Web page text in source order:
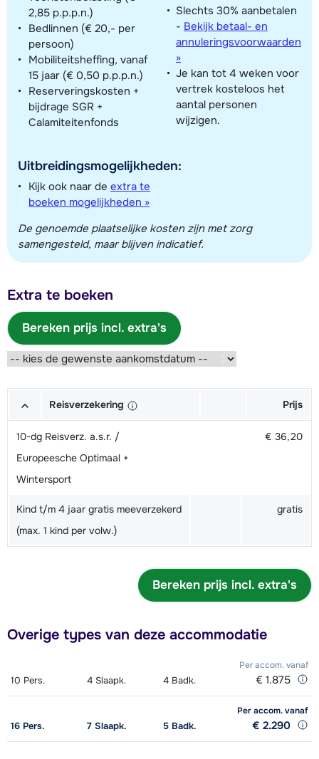
2,85 p.p.p.n.)
Bedlinnen (€ 20,- per
persoon)
Mobiliteitsheffing, vanaf
15 jaar (€ 0,50 p.p.p.n.)
Reserveringskosten +
bijdrage SGR +
Calamiteitenfonds
Uitbreidingsmogelijkheden:
Kijk ook naar de extra te
boeken mogelijkheden »
Slechts 30% aanbetalen
- Bekijk betaal- en
annuleringsvoorwaarden
»
Je kan tot 4 weken voor
vertrek kosteloos het
aantal personen
wijzigen.
De genoemde plaatselijke kosten zijn met zorg
samengesteld, maar blijven indicatief.
Extra te boeken
Bereken prijs incl. extra's
Reisverzekering Prijs
10-dg Reisverz. a.s.r. /
Europeesche Optimaal +
Wintersport
€ 36,20
Kind t/m 4 jaar gratis meeverzekerd
(max. 1 kind per volw.)
gratis
Bereken prijs incl. extra's
Overige types van deze accommodatie
Per accom. vanaf
10 Pers. 4 Slaapk. 4 Badk. € 1.875
Per accom.vanaf
16 Pers. 7 Slaapk. 5 Badk. € 2.290